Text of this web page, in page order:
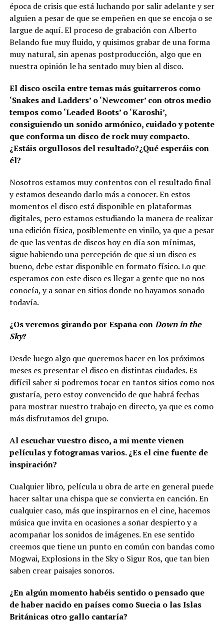
época de crisis que está luchando por salir adelante y ser
alguien a pesar de que se empeñen en que se encoja o se
largue de aquí. El proceso de grabación con Alberto
Belando fue muy fluido, y quisimos grabar de una forma
muy natural, sin apenas postproducción, algo que en
nuestra opinión le ha sentado muy bien al disco.
El disco oscila entre temas más guitarreros como
‘Snakes and Ladders’ o ‘Newcomer’ con otros medio
tempos como ‘Leaded Boots’ o ‘Karoshi’,
consiguiendo un sonido armónico, cuidado y potente
que conforma un disco de rock muy compacto.
¿Estáis orgullosos del resultado?¿Qué esperáis con
él?
Nosotros estamos muy contentos con el resultado final
y estamos deseando darlo más a conocer. En estos
momentos el disco está disponible en plataformas
digitales, pero estamos estudiando la manera de realizar
una edición física, posiblemente en vinilo, ya que a pesar
de que las ventas de discos hoy en día son mínimas,
sigue habiendo una percepción de que si un disco es
bueno, debe estar disponible en formato físico. Lo que
esperamos con este disco es llegar a gente que no nos
conocía, y a sonar en sitios donde no hayamos sonado
todavía.
¿Os veremos girando por España conDown in the
Sky?
Desde luego algo que queremos hacer en los próximos
meses es presentar el disco en distintas ciudades. Es
difícil saber si podremos tocar en tantos sitios como nos
gustaría, pero estoy convencido de que habrá fechas
para mostrar nuestro trabajo en directo, ya que es como
más disfrutamos del grupo.
Al escuchar vuestro disco, a mi mente vienen
películas y fotogramas varios. ¿Es el cine fuente de
inspiración?
Cualquier libro, película u obra de arte en general puede
hacer saltar una chispa que se convierta en canción. En
cualquier caso, más que inspirarnos en el cine, hacemos
música que invita en ocasiones a soñar despierto y a
acompañar los sonidos de imágenes. En ese sentido
creemos que tiene un punto en común con bandas como
Mogwai, Explosions in the Sky o Sigur Ros, que tan bien
saben crear paisajes sonoros.
¿En algún momento habéis sentido o pensado que
de haber nacido en países como Suecia o las Islas
Británicas otro gallo cantaría?